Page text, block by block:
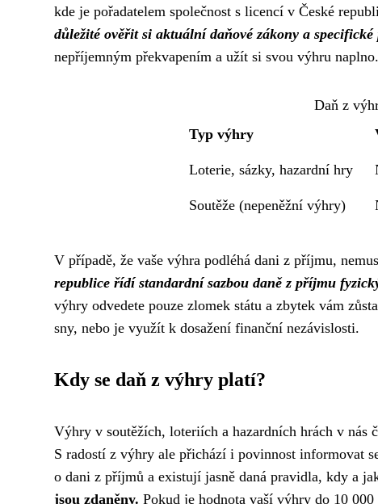
kde je pořadatelem společnost s licencí v České
důležité ověřit si aktuální daňové zákony a
nepříjemným překvapením a užít si svou výhru naplno.
Daň z
Typ výhry
Loterie, sázky, hazardní hry
Soutěže (nepeněžní výhry)
V případě, že vaše výhra podléhá dani z příjmu,
republice řídí standardní sazbou daně z příjmu
výhry odvedete pouze zlomek státu a zbytek vám
sny, nebo je využít k dosažení finanční nezávislosti.
Kdy se daň z výhry platí?
Výhry v soutěžích, loteriích a hazardních hrách v nás
S radostí z výhry ale přichází i povinnost informovat
o dani z příjmů a existují jasně daná pravidla, kdy a
jsou zdaněny. Pokud je hodnota vaší výhry do 10